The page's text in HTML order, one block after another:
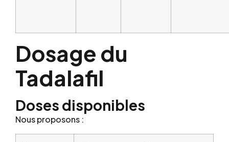
Dosage du
Tadalafil
Doses disponibles
Nous proposons :